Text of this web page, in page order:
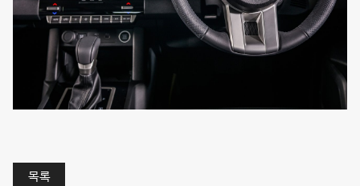
목록